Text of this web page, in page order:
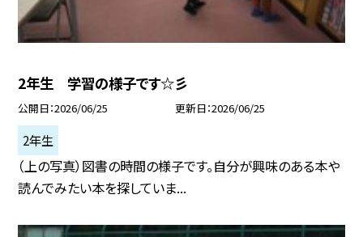
2年生 学習の様子です☆彡
公開日 2026/06/25 更新日 2026/06/25
2年生
（上の写真）図書の時間の様子です。自分が興味のある本や
読んでみたい本を探していま...